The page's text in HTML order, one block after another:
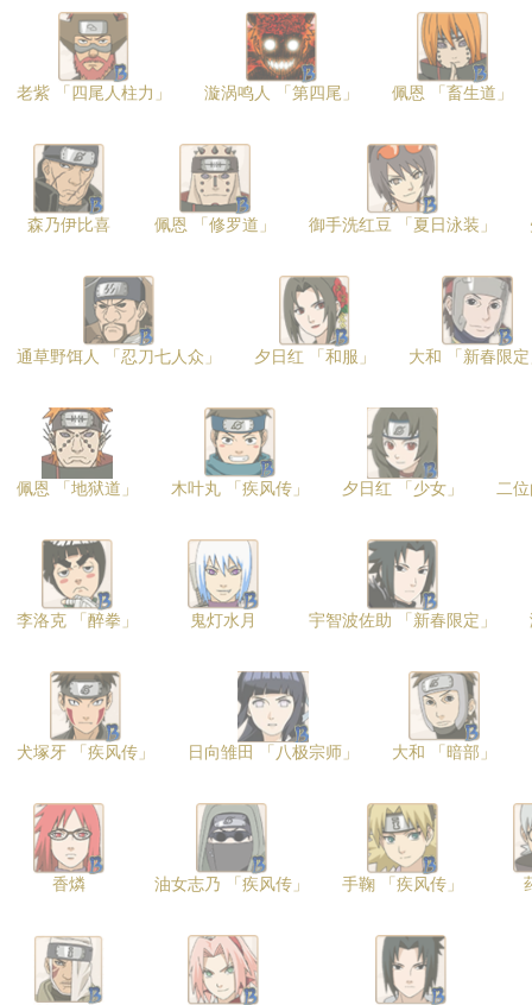
老紫 「四尾人柱力」 漩涡鸣人 「第四尾」 佩恩 「畜生道」
森乃伊比喜 佩恩 「修罗道」 御手洗红豆 「夏日泳装」
通草野饵人 「忍刀七人众」 夕日红 「和服」 大和 「新春限
佩恩 「地狱道」 木叶丸 「疾风传」 夕日红 「少女」 二
李洛克 「醉拳」 鬼灯水月 宇智波佐助 「新春限定」
犬塚牙 「疾风传」 日向雏田 「八极宗师」 大和 「暗部」
香燐 油女志乃 「疾风传」 手鞠 「疾风传」